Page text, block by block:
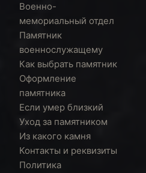
Военно-
мемориальный отдел
Памятник
военнослужащему
Как выбрать памятник
Оформление
памятника
Если умер близкий
Уход за памятником
Из какого камня
Контакты и реквизиты
Политика